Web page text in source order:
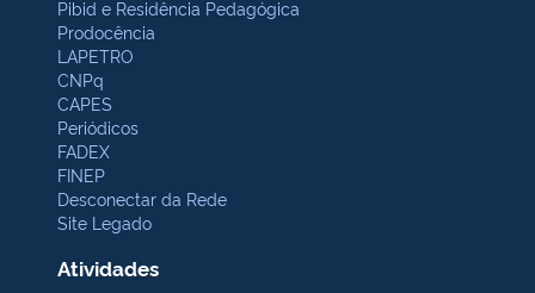
Pibid e Residência Pedagógica
Prodocência
LAPETRO
CNPq
CAPES
Periódicos
FADEX
FINEP
Desconectar da Rede
Site Legado
Atividades